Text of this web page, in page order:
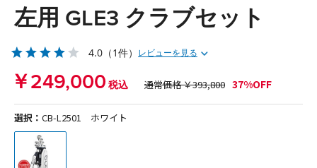
左用 GLE3 クラブセット
￥249,000税込 通常価格 ￥393,800 37%OFF
選択： CB-L2501 ホワイト
4.0 （1件） レビューを見る